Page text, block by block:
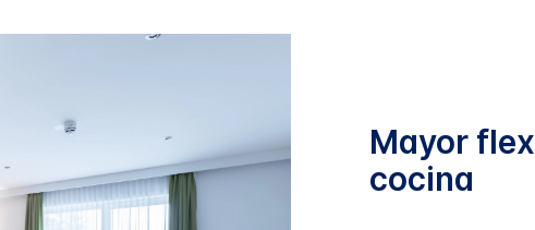
Mayor
cocina